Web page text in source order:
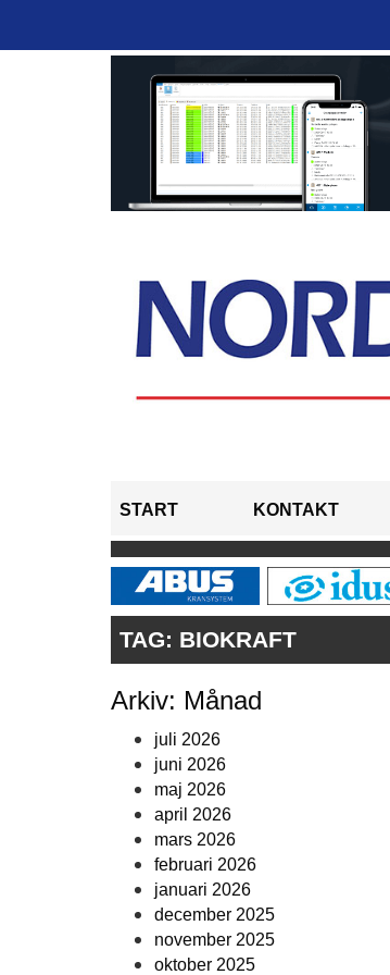
START KONTAKT
TAG: BIOKRAFT
Arkiv: Månad
juli 2026
juni 2026
maj 2026
april 2026
mars 2026
februari 2026
januari 2026
december 2025
november 2025
oktober 2025